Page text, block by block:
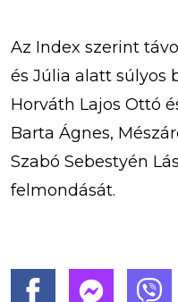
Az Index szerint
és Júlia alatt súlyos
Horváth Lajos Ottó
Barta Ágnes,
Szabó Sebestyén
felmondását.